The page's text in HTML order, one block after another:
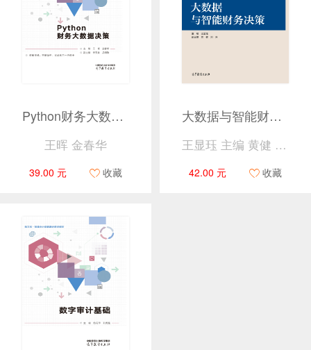
Python财务大数据决策
王晖 金春华
39.00 元 收藏
大数据与智能财务决策
王显珏 主编 黄健 刘洋 副主编
42.00 元 收藏